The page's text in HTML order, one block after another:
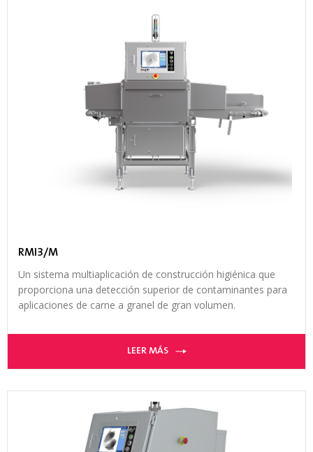
RMI3/M
Un sistema multiaplicación de construcción higiénica que
proporciona una detección superior de contaminantes para
aplicaciones de carne a granel de gran volumen.
LEER MÁS